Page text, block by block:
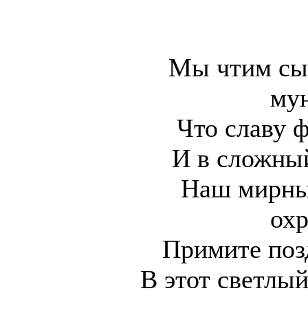
Мы чтим
Что славу
И в
Наш
Примите
В этот